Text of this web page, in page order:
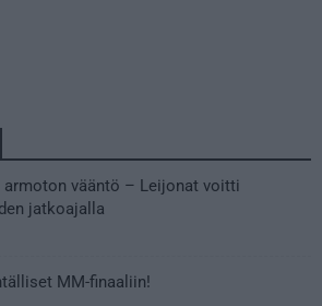
vääntö – Leijonat voitti
jatkoajalla
MM-finaaliin!